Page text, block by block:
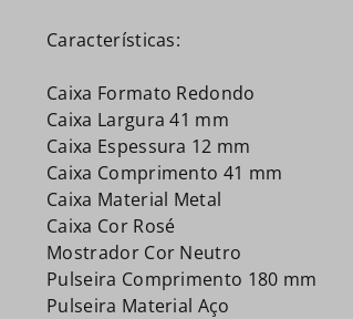
Características:
Caixa Formato Redondo
Caixa Largura 41 mm
Caixa Espessura 12 mm
Caixa Comprimento 41 mm
Caixa Material Metal
Caixa Cor Rosé
Mostrador Cor Neutro
Pulseira Comprimento 180 mm
Pulseira Material Aço